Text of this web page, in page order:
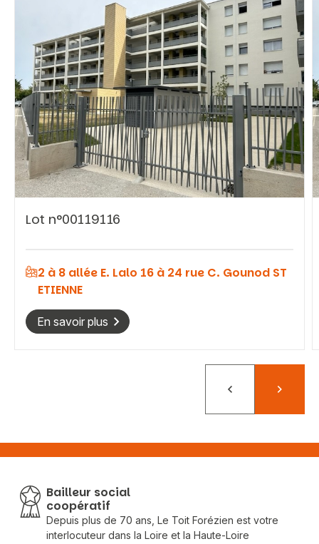
Lot n°00119116
2 à 8 allée E. Lalo 16 à 24 rue C. Gounod ST
ETIENNE
En savoir plus
PrécédentSuivant
Bailleur social
coopératif
Depuis plus de 70 ans, Le Toit Forézien est votre
interlocuteur dans la Loire et la Haute-Loire